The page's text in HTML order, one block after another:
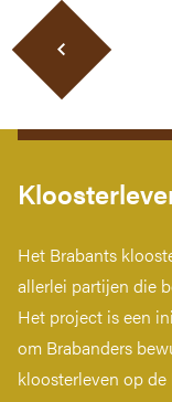
Het Brabants
allerlei partijen die
Het project is een
om Brabanders
kloosterleven op